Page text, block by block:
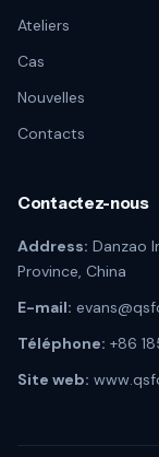
Ateliers
Cas
Nouvelles
Contacts
Contactez-nous
Address: Danzao
Province, China
E-mail:
Téléphone: +86
Site web: